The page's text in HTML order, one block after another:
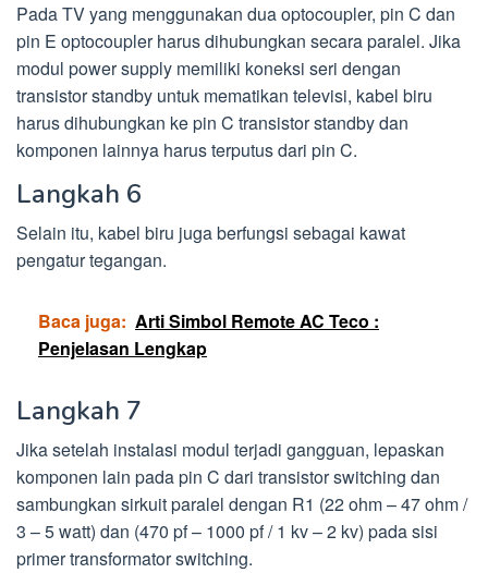
Pada TV yang menggunakan dua optocoupler, pin C dan
pin E optocoupler harus dihubungkan secara paralel. Jika
modul power supply memiliki koneksi seri dengan
transistor standby untuk mematikan televisi, kabel biru
harus dihubungkan ke pin C transistor standby dan
komponen lainnya harus terputus dari pin C.
Langkah 6
Selain itu, kabel biru juga berfungsi sebagai kawat
pengatur tegangan.
Baca juga: Arti Simbol Remote AC Teco :
Penjelasan Lengkap
Langkah 7
Jika setelah instalasi modul terjadi gangguan, lepaskan
komponen lain pada pin C dari transistor switching dan
sambungkan sirkuit paralel dengan R1 (22 ohm – 47 ohm /
3 – 5 watt) dan (470 pf – 1000 pf / 1 kv – 2 kv) pada sisi
primer transformator switching.